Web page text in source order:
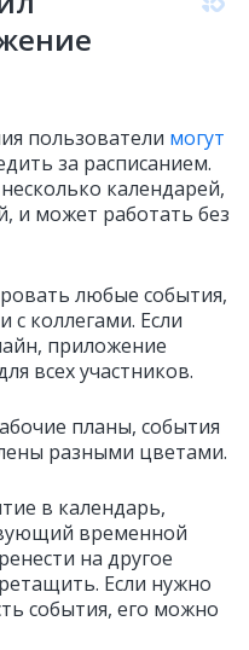
пользователи могут
за расписанием.
календарей,
и может работать без
любые события,
с коллегами. Если
приложение
всех участников.
планы, события
разными цветами.
в календарь,
временной
на другое
Если нужно
события, его можно